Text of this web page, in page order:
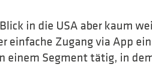
in die USA aber kaum
einfache Zugang via App
einem Segment tätig, in